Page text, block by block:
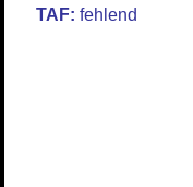
TAF: fehlend